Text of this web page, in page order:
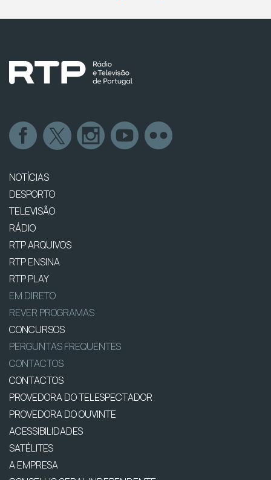
NOTÍCIAS
DESPORTO
TELEVISÃO
RÁDIO
RTP ARQUIVOS
RTP ENSINA
RTP PLAY
EM DIRETO
REVER PROGRAMAS
CONCURSOS
PERGUNTAS FREQUENTES
CONTACTOS
CONTACTOS
PROVEDORA DO TELESPECTADOR
PROVEDORA DO OUVINTE
ACESSIBILIDADES
SATÉLITES
A EMPRESA